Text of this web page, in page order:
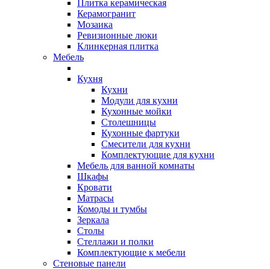
Плитка керамическая
Керамогранит
Мозаика
Ревизионные люки
Клинкерная плитка
Мебель
Кухня
Кухни
Модули для кухни
Кухонные мойки
Столешницы
Кухонные фартуки
Смесители для кухни
Комплектующие для кухни
Мебель для ванной комнаты
Шкафы
Кровати
Матрасы
Комоды и тумбы
Зеркала
Столы
Стеллажи и полки
Комплектующие к мебели
Стеновые панели